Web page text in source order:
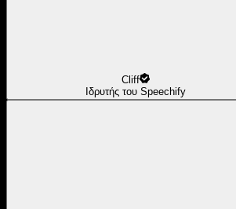
Cliff
Ιδρυτής του Speechify